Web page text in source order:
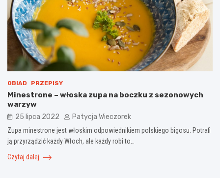
OBIAD PRZEPISY
Minestrone – włoska zupa na boczku z sezonowych
warzyw
25 lipca 2022 Patycja Wieczorek
Zupa minestrone jest włoskim odpowiednikiem polskiego bigosu. Potrafi
ją przyrządzić każdy Włoch, ale każdy robi to…
Czytaj dalej